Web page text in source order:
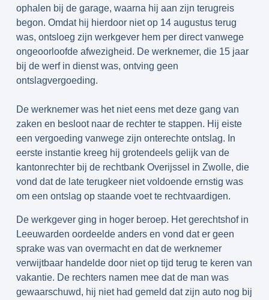
ophalen bij de garage, waarna hij aan zijn terugreis
begon. Omdat hij hierdoor niet op 14 augustus terug
was, ontsloeg zijn werkgever hem per direct vanwege
ongeoorloofde afwezigheid. De werknemer, die 15 jaar
bij de werf in dienst was, ontving geen
ontslagvergoeding.
De werknemer was het niet eens met deze gang van
zaken en besloot naar de rechter te stappen. Hij eiste
een vergoeding vanwege zijn onterechte ontslag. In
eerste instantie kreeg hij grotendeels gelijk van de
kantonrechter bij de rechtbank Overijssel in Zwolle, die
vond dat de late terugkeer niet voldoende ernstig was
om een ontslag op staande voet te rechtvaardigen.
De werkgever ging in hoger beroep. Het gerechtshof in
Leeuwarden oordeelde anders en vond dat er geen
sprake was van overmacht en dat de werknemer
verwijtbaar handelde door niet op tijd terug te keren van
vakantie. De rechters namen mee dat de man was
gewaarschuwd, hij niet had gemeld dat zijn auto nog bij